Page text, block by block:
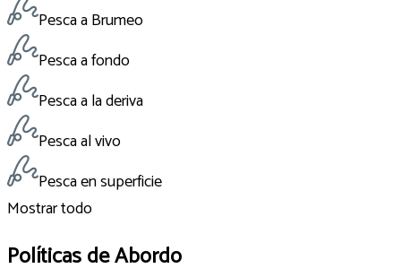
Pesca a Brumeo
Pesca a fondo
Pesca a la deriva
Pesca al vivo
Pesca en superficie
Mostrar todo
Políticas de Abordo